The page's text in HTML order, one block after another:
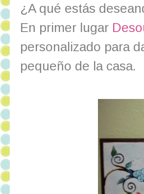
¿A qué estás
En primer lugar
personalizado para
pequeño de la casa.